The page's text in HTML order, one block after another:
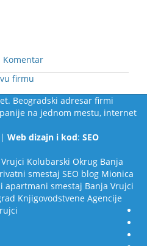
Komentar
firmu
Beogradski adresar firmi
na jednom mestu, internet
Web dizajn i kod: SEO
Kolubarski Okrug Banja
smestaj SEO blog Mionica
apartmani smestaj Banja Vrujci
Knjigovodstvene Agencije